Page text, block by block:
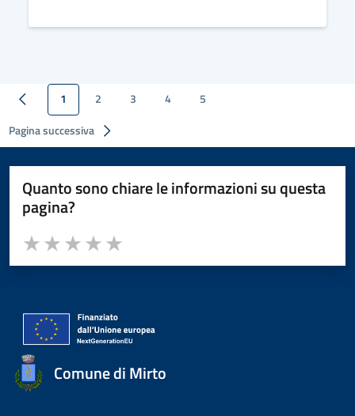
1 2 3 4
5
Pagina successiva
Quanto sono chiare le informazioni su questa
pagina?
Valuta da 1 a 5 stelle la pagina
Valuta 5 stelle su 5
Valuta 4 stelle su 5
Valuta 3 stelle su 5
Valuta 2 stelle su 5
Valuta 1 stelle su 5
Comune di Mirto